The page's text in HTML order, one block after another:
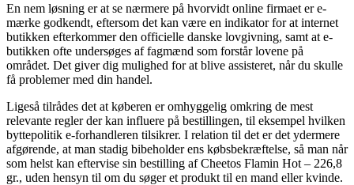
En nem løsning er at se nærmere på hvorvidt online firmaet er e-
mærke godkendt, eftersom det kan være en indikator for at internet
butikken efterkommer den officielle danske lovgivning, samt at e-
butikken ofte undersøges af fagmænd som forstår lovene på
området. Det giver dig mulighed for at blive assisteret, når du skulle
få problemer med din handel.
Ligeså tilrådes det at køberen er omhyggelig omkring de mest
relevante regler der kan influere på bestillingen, til eksempel hvilken
byttepolitik e-forhandleren tilsikrer. I relation til det er det ydermere
afgørende, at man stadig bibeholder ens købsbekræftelse, så man når
som helst kan eftervise sin bestilling af Cheetos Flamin Hot – 226,8
gr., uden hensyn til om du søger et produkt til en mand eller kvinde.